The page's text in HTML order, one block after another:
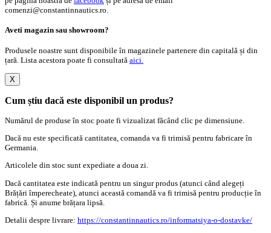
comenzi@constantinnautics.ro.
Aveti magazin sau showroom?
Produsele noastre sunt disponibile în magazinele partenere din capitală și din
țară. Lista acestora poate fi consultată aici.
X
Cum știu dacă este disponibil un produs?
Numărul de produse în stoc poate fi vizualizat făcând clic pe dimensiune.
Dacă nu este specificată cantitatea, comanda va fi trimisă pentru fabricare în
Germania.
Articolele din stoc sunt expediate a doua zi.
Dacă cantitatea este indicată pentru un singur produs (atunci când alegeți
Brățări împerecheate), atunci această comandă va fi trimisă pentru producție în
fabrică. Și anume brățara lipsă.
Detalii despre livrare: https://constantinnautics.ro/informatsiya-o-dostavke/